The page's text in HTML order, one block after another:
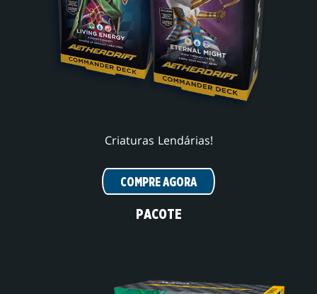
Criaturas Lendárias!
COMPRE AGORA
PACOTE